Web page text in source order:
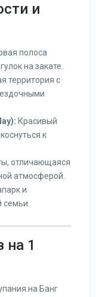
и
полоса
на закате.
территория с
Красивый
к
отличающаяся
атмосферой.
и
семьи.
на 1
на Банг